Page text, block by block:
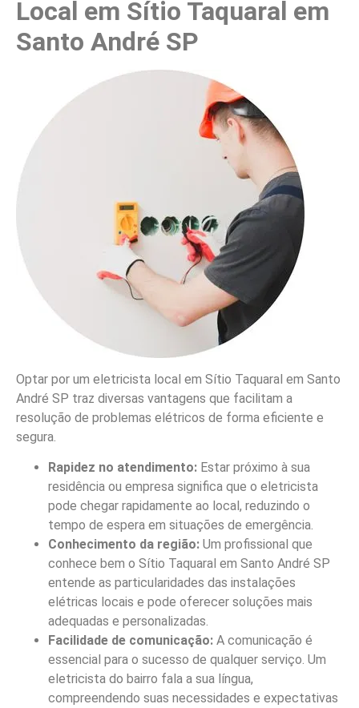
Local em Sítio Taquaral em
Santo André SP
Optar por um eletricista local em Sítio Taquaral em Santo
André SP traz diversas vantagens que facilitam a
resolução de problemas elétricos de forma eficiente e
segura.
Rapidez no atendimento: Estar próximo à sua
residência ou empresa significa que o eletricista
pode chegar rapidamente ao local, reduzindo o
tempo de espera em situações de emergência.
Conhecimento da região: Um profissional que
conhece bem o Sítio Taquaral em Santo André SP
entende as particularidades das instalações
elétricas locais e pode oferecer soluções mais
adequadas e personalizadas.
Facilidade de comunicação: A comunicação é
essencial para o sucesso de qualquer serviço. Um
eletricista do bairro fala a sua língua,
compreendendo suas necessidades e expectativas